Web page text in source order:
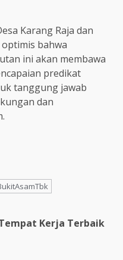
Karang Raja dan
bahwa
ini akan membawa
predikat
tanggung jawab
dan
Kerja Terbaik